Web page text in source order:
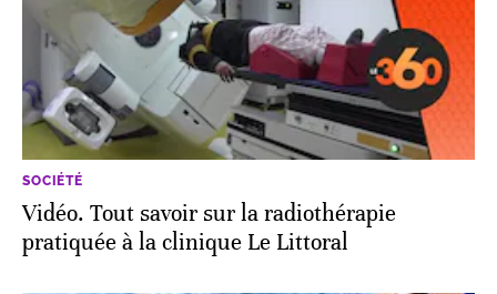
SOCIÉTÉ
Vidéo. Tout savoir sur la radiothérapie
pratiquée à la clinique Le Littoral